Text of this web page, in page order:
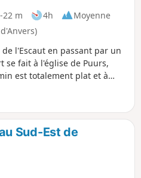
-22 m 4h
Moyenne
l'Escaut en passant par un
se fait à l'église de Puurs,
est totalement plat et à
Sud-Est de